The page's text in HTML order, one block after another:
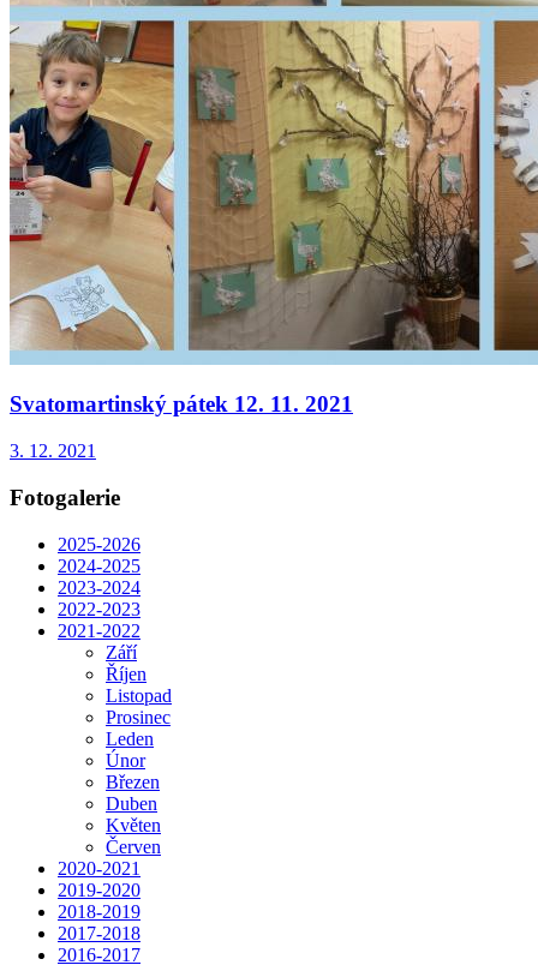
Svatomartinský pátek 12. 11. 2021
3. 12. 2021
Fotogalerie
2025-2026
2024-2025
2023-2024
2022-2023
2021-2022
Září
Říjen
Listopad
Prosinec
Leden
Únor
Březen
Duben
Květen
Červen
2020-2021
2019-2020
2018-2019
2017-2018
2016-2017